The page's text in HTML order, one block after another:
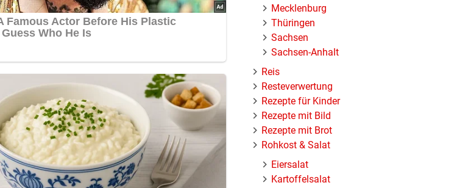
Mecklenburg
Thüringen
Sachsen
Sachsen-Anhalt
Reis
Resteverwertung
Rezepte für Kinder
Rezepte mit Bild
Rezepte mit Brot
Rohkost & Salat
Eiersalat
Kartoffelsalat